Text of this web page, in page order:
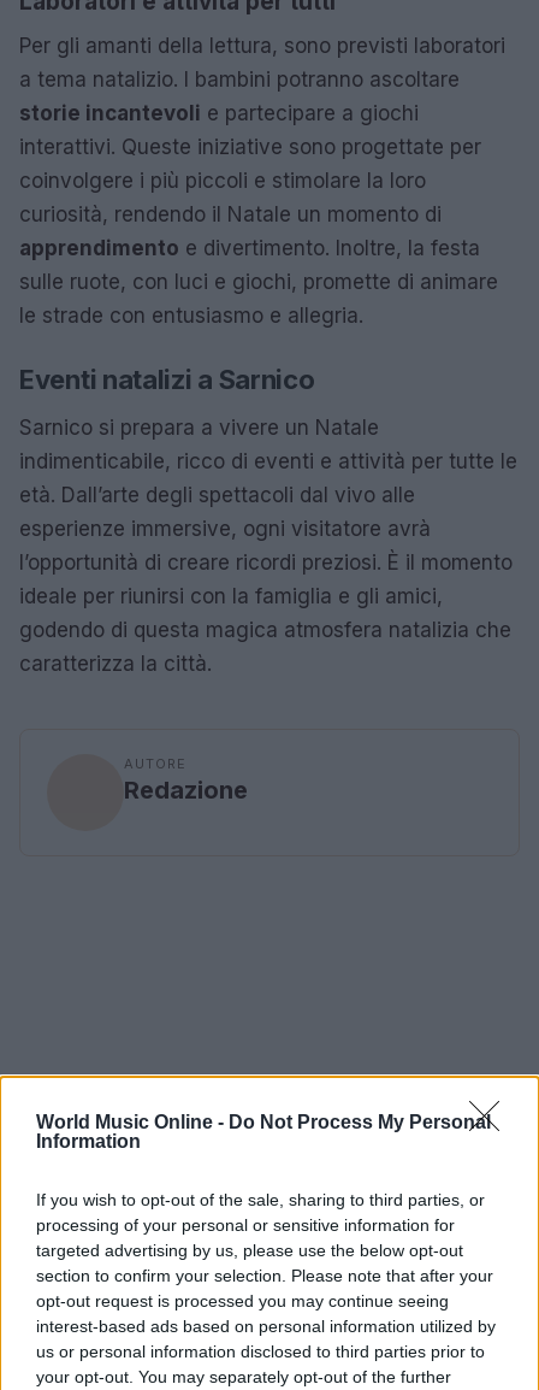
World Music Online - Do Not Process My Personal
Information
If you wish to opt-out of the sale, sharing to third parties, or
processing of your personal or sensitive information for
targeted advertising by us, please use the below opt-out
section to confirm your selection. Please note that after your
opt-out request is processed you may continue seeing
interest-based ads based on personal information utilized by
us or personal information disclosed to third parties prior to
your opt-out. You may separately opt-out of the further
Per gli amanti della lettura, sono previsti laboratori
a tema natalizio. I bambini potranno ascoltare
storie incantevoli e partecipare a giochi
interattivi. Queste iniziative sono progettate per
coinvolgere i più piccoli e stimolare la loro
curiosità, rendendo il Natale un momento di
apprendimento e divertimento. Inoltre, la festa
sulle ruote, con luci e giochi, promette di animare
le strade con entusiasmo e allegria.
Eventi natalizi a Sarnico
Sarnico si prepara a vivere un Natale
indimenticabile, ricco di eventi e attività per tutte le
età. Dall’arte degli spettacoli dal vivo alle
esperienze immersive, ogni visitatore avrà
l’opportunità di creare ricordi preziosi. È il momento
ideale per riunirsi con la famiglia e gli amici,
godendo di questa magica atmosfera natalizia che
caratterizza la città.
AUTORE
Redazione